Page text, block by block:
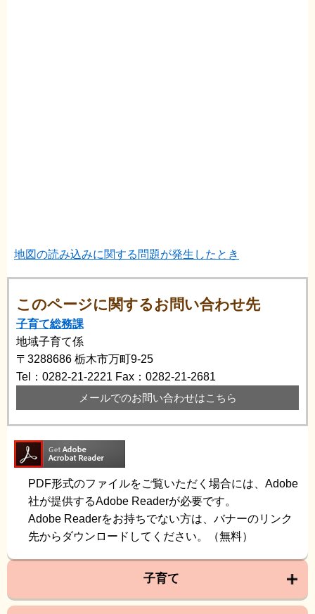
地図の読み込みに関する問題が発生したとき
このページに関するお問い合わせ先
子育て総務課
地域子育て係
〒3288686 栃木市万町9-25
Tel：0282-21-2221 Fax：0282-21-2681
メールでのお問い合わせはこちら
PDF形式のファイルをご覧いただく場合には、Adobe
社が提供するAdobe Readerが必要です。
Adobe Readerをお持ちでない方は、バナーのリンク
先からダウンロードしてください。（無料）
子育て